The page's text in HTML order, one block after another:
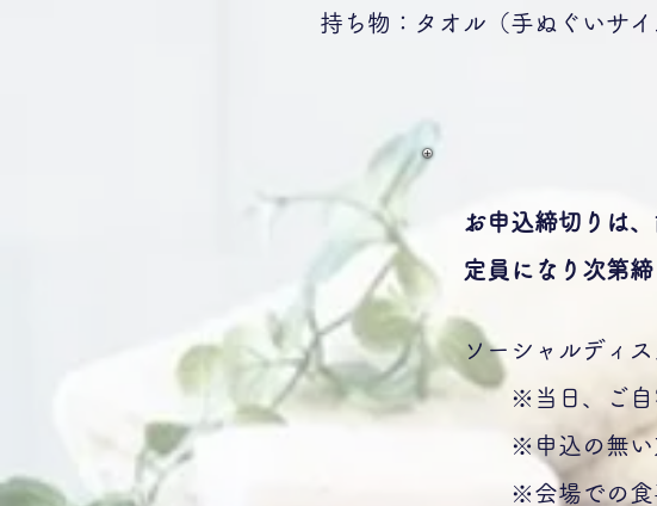
持ち物：タオル（手ぬぐいサイ
お申込締切りは、
定員になり次第
ソーシャルディ
※当日、ご自宅
※申込の無い方
※会場での食事